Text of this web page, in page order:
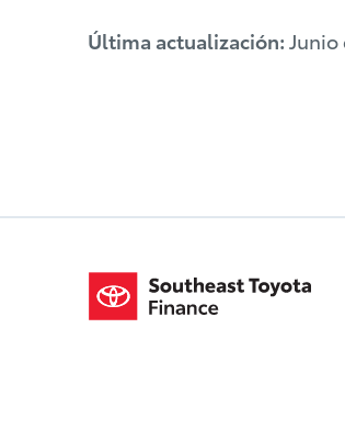
Última actualización: Junio